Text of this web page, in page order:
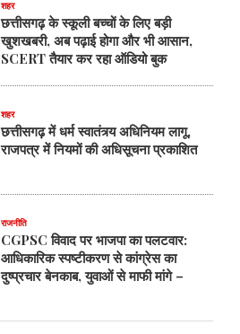
शहर
छत्तीसगढ़ के स्कूली बच्चों के लिए बड़ी
खुशखबरी, अब पढ़ाई होगा और भी आसान,
SCERT तैयार कर रहा ऑडियो बुक
शहर
छत्तीसगढ़ में धर्म स्वातंत्र्य अधिनियम लागू,
राजपत्र में नियमों की अधिसूचना प्रकाशित
राजनीति
CGPSC विवाद पर भाजपा का पलटवार:
आधिकारिक स्पष्टीकरण से कांग्रेस का
दुष्प्रचार बेनकाब, युवाओं से माफी मांगे –